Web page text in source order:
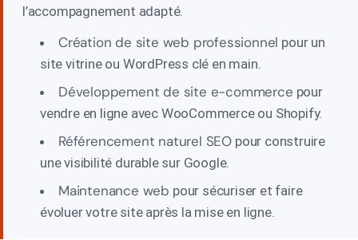
l’accompagnement adapté.
Création de site web professionnel pour un
site vitrine ou WordPress clé en main.
Développement de site e-commerce pour
vendre en ligne avec WooCommerce ou Shopify.
Référencement naturel SEO pour construire
une visibilité durable sur Google.
Maintenance web pour sécuriser et faire
évoluer votre site après la mise en ligne.